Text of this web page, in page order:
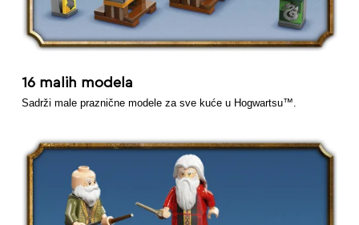
16 malih modela
Sadrži male praznične modele za sve kuće u Hogwartsu™.